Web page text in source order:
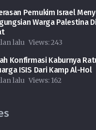
Pemukim Israel
Warga Palestina
lalu Views:243
Konfirmasi Kaburnya
ISIS Dari Kamp Al-Hol
lalu Views: 162